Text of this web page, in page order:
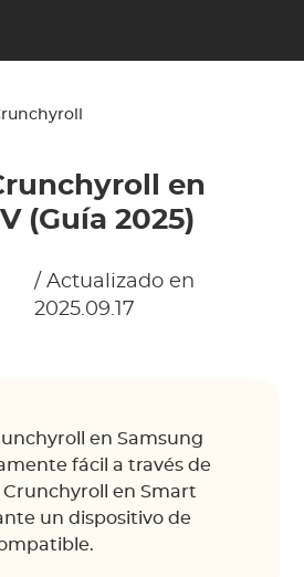
en
(Guía 2025)
/ Actualizado en
2025.09.17
en Samsung
fácil a través de
Crunchyroll en Smart
un dispositivo de